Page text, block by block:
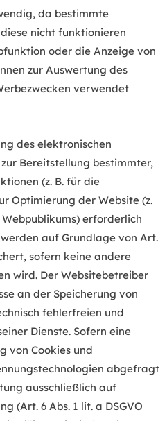
da bestimmte
nicht funktionieren
oder die Anzeige von
zur Auswertung des
verwendet
des elektronischen
Bereitstellung bestimmter,
(z. B. für die
Optimierung der Website (z.
Webpublikums) erforderlich
auf Grundlage von Art.
sofern keine andere
wird. Der Websitebetreiber
an der Speicherung von
fehlerfreien und
Dienste. Sofern eine
von Cookies und
abgefragt
ausschließlich auf
(Art. 6 Abs. 1 lit. a DSGVO